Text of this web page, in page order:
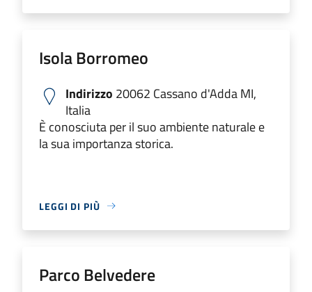
Isola Borromeo
Indirizzo 20062 Cassano d'Adda MI,
Italia
È conosciuta per il suo ambiente naturale e
la sua importanza storica.
LEGGI DI PIÙ
Parco Belvedere